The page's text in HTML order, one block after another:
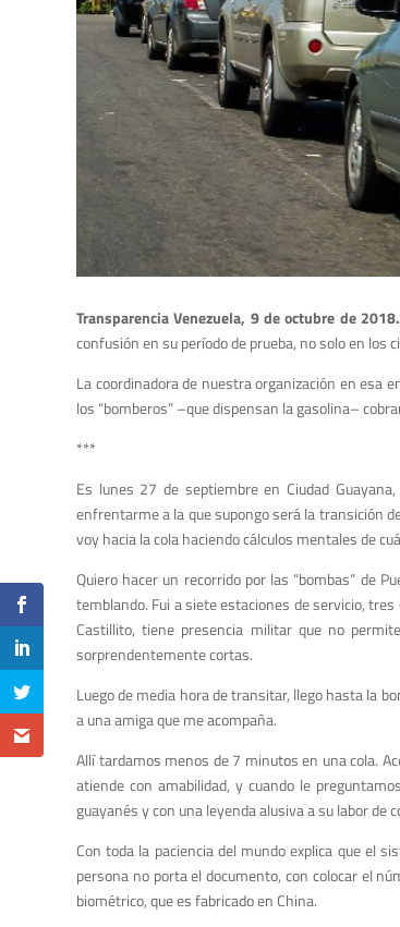
Transparencia Venezuela, 9 de octubre de 2018.
confusiónen su período de prueba, no solo en
La coordinadora de nuestra organización enesa
los “bomberos”–que dispensan la gasolina–
***
Es lunes 27 de septiembre en Ciudad
enfrentarme a la que supongo será la transición
voy hacia la cola haciendo cálculos mentales de cuá
Quiero hacer un recorrido por las “bombas” de
temblando. Fui a siete estaciones de servicio,tres
Castillito, tiene presencia militar que no
sorprendentementecortas.
Luego de media hora de transitar, llego hasta la
a una amiga que me acompaña.
Allítardamos menos de 7 minutos en una cola.
atiende con amabilidad, y cuando le
guayanés y con una leyenda alusiva a su labor de
Con toda la paciencia del mundo explica que el
persona no portael documento, con colocar el
biométrico, que es fabricado en China.